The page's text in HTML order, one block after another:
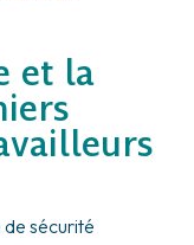
et la
sécurité